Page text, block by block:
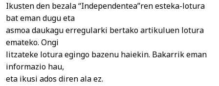
Ikusten den bezala “Independentea”ren esteka-lotura
bat eman dugu eta
asmoa daukagu erregularki bertako artikuluen lotura
emateko. Ongi
litzateke lotura egingo bazenu haiekin. Bakarrik eman
informazio hau,
eta ikusi ados diren ala ez.